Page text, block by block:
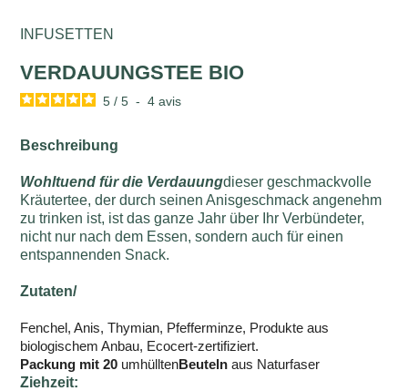
INFUSETTEN
VERDAUUNGSTEE BIO
5 / 5 - 4avis
Beschreibung
Wohltuend für die Verdauungdieser geschmackvolle
Kräutertee, der durch seinen Anisgeschmack angenehm
zu trinken ist, ist das ganze Jahr über Ihr Verbündeter,
nicht nur nach dem Essen, sondern auch für einen
entspannenden Snack.
Zutaten/
Fenchel, Anis, Thymian, Pfefferminze, Produkte aus
biologischem Anbau, Ecocert-zertifiziert.
Packung mit 20 umhülltenBeutelnaus Naturfaser
Ziehzeit: